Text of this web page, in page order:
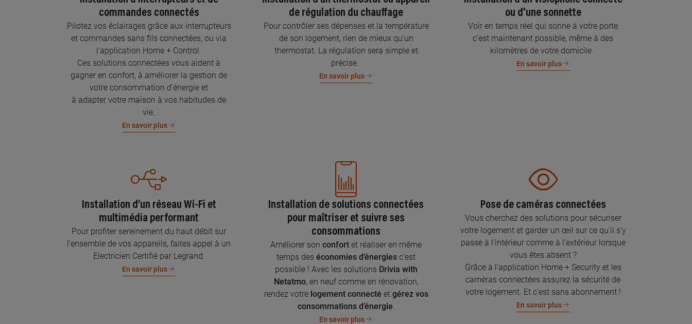
commandes connectés
Pilotez vos éclairages grâce aux interrupteurs
et commandes sans fils connectées, ou via
l'application Home + Control.
Ces solutions connectées vous aident à
gagner en confort, à améliorer la gestion de
votre consommation d’énergie et
à adapter votre maison à vos habitudes de
vie.
En savoir plus
de régulation du chauffage
Pour contrôler ses dépenses et la température
de son logement, rien de mieux qu’un
thermostat. La régulation sera simple et
précise.
En savoir plus
ou d'une sonnette
Voir en temps réel qui sonne à votre porte
c’est maintenant possible, même à des
kilomètres de votre domicile.
En savoir plus
Installation d’un réseau Wi-Fi et
multimédia performant
Pour profiter sereinement du haut débit sur
l’ensemble de vos appareils, faites appel à un
Electricien Certifié par Legrand.
En savoir plus
Installation de solutions connectées
pour maîtriser et suivre ses
consommations
Améliorer son confort et réaliser en même
temps des économies d’énergies c’est
possible ! Avec les solutions Drivia with
Netatmo, en neuf comme en rénovation,
rendez votre logement connecté et gérez vos
consommations d’énergie.
En savoir plus
Pose de caméras connectées
Vous cherchez des solutions pour sécuriser
votre logement et garder un œil sur ce qu’il s’y
passe à l’intérieur comme à l’extérieur lorsque
vous êtes absent ?
Grâce à l'application Home + Security et les
caméras connectées assurez la sécurité de
votre logement. Et c'est sans abonnement !
En savoir plus